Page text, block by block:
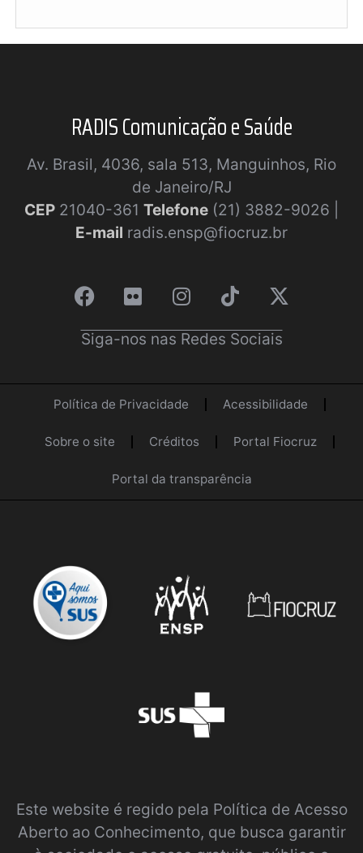
RADIS Comunicação e Saúde
Av. Brasil, 4036, sala 513, Manguinhos, Rio
de Janeiro/RJ
CEP 21040-361 Telefone (21) 3882-9026 |
E-mail radis.ensp@fiocruz.br
Siga-nos nas Redes Sociais
Política de Privacidade Acessibilidade
Sobre o site Créditos Portal Fiocruz
Portal da transparência
Este website é regido pela Política de Acesso
Aberto ao Conhecimento, que busca garantir